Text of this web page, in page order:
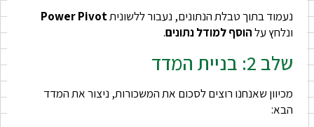
נעמוד בתוך טבלת הנתונים, נעבור ללשוניתPower Pivot
ונלחץ עלהוסף למודל נתונים.
שלב 2: בניית המדד
מכיוון שאנחנו רוצים לסכום את המשכורות, ניצור את המדד
הבא: